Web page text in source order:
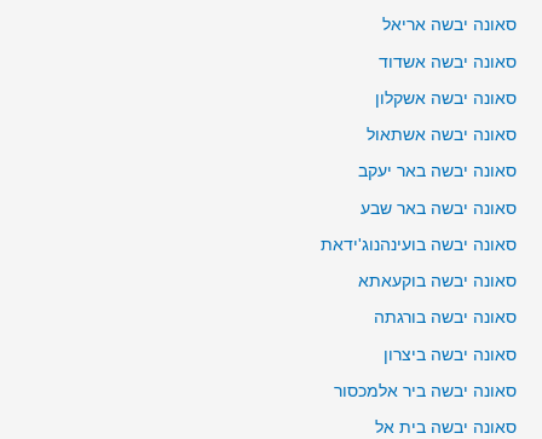
סאונה יבשה אריאל
סאונה יבשה אשדוד
סאונה יבשה אשקלון
סאונה יבשה אשתאול
סאונה יבשה באר יעקב
סאונה יבשה באר שבע
סאונה יבשה בועינהנוג'ידאת
סאונה יבשה בוקעאתא
סאונה יבשה בורגתה
סאונה יבשה ביצרון
סאונה יבשה ביר אלמכסור
סאונה יבשה בית אל